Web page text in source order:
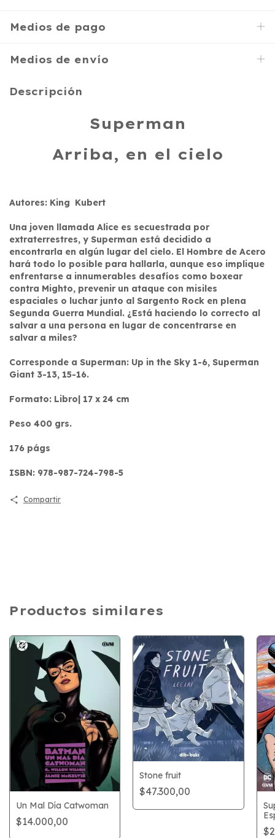
Medios de pago
Medios de envío
Descripción
Superman
Arriba, en el cielo
Autores: King Kubert
Una joven llamada Alice es secuestrada por
extraterrestres, y Superman está decidido a
encontrarla en algún lugar del cielo. El Hombre de Acero
hará todo lo posible para hallarla, aunque eso implique
enfrentarse a innumerables desafíos como boxear
contra Mighto, prevenir un ataque con misiles
espaciales o luchar junto al Sargento Rock en plena
Segunda Guerra Mundial. ¿Está haciendo lo correcto al
salvar a una persona en lugar de concentrarse en
salvar a miles?
Corresponde a Superman: Up in the Sky 1-6, Superman
Giant 3-13, 15-16.
Formato: Libro| 17 x 24 cm
Peso 400 grs.
176 págs
ISBN: 978-987-724-798-5
Compartir
Productos similares
Un Mal Día Catwoman
$14.000,00
Stone fruit
$47.300,00